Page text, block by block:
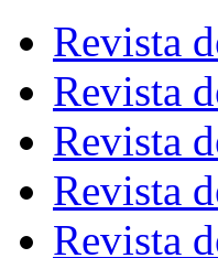
Revista
Revista
Revista
Revista
Revista